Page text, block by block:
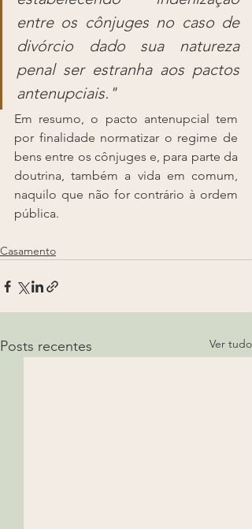
entre os cônjuges no caso de
divórcio dado sua natureza
penal ser estranha aos pactos
antenupciais."
Em resumo, o pacto antenupcial tem
por finalidade normatizar o regime de
bens entre os cônjuges e, para parte da
doutrina, também a vida em comum,
naquilo que não for contrário à ordem
pública.
Casamento
Posts recentes Ver tudo